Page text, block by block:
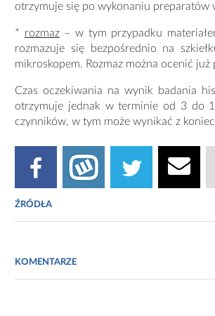
otrzymuje się po wykonaniu preparatów
* rozmaz– w tym przypadku
rozmazuje się bezpośrednio na
mikroskopem. Rozmaz można ocenić
Czas oczekiwania na wynik badania
otrzymuje jednak w terminie od 3 do
czynników, w tym może wynikać z
ŹRÓDŁA
https://www.medme.pl/artykuly/badanie-
KOMENTARZE